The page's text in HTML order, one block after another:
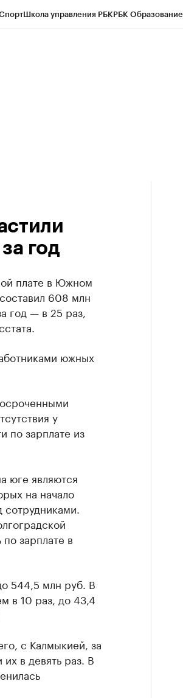
Школа управления РБКРБК Образование
год
плате в Южном
608 млн
год — в 25 раз,
южных
у
по зарплате из
юге являются
на начало
зарплате в
544,5 млн руб. В
в 10 раз, до 43,4
с Калмыкией, за
в девять раз. В